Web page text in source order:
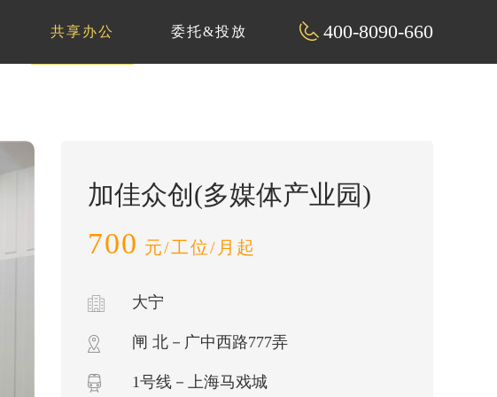
400-8090-660
共享办公 委托&投放
加佳众创(多媒体产业园)
700 元/工位/月起
大宁
闸 北－广中西路777弄
1号线－上海马戏城